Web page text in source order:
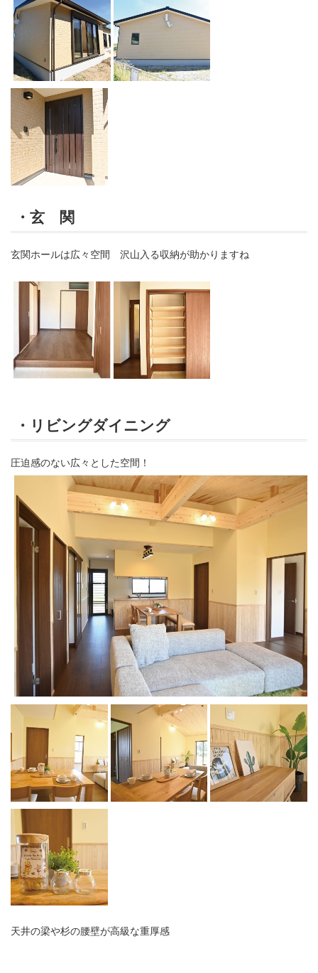
・玄 関
玄関ホールは広々空間 沢山入る収納が助かりますね
・リビングダイニング
圧迫感のない広々とした空間！
天井の梁や杉の腰壁が高級な重厚感